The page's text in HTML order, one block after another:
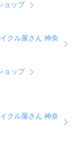
ョップ
クル屋さん 神奈
ョップ
クル屋さん 神奈